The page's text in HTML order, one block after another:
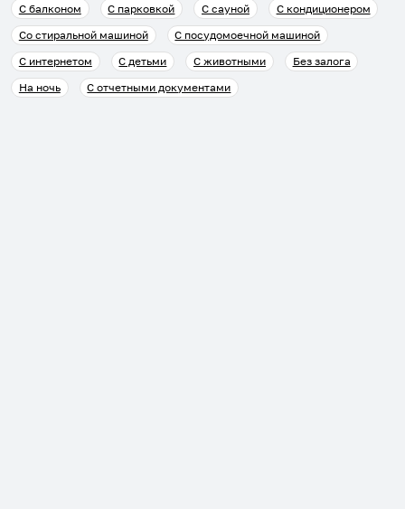
С балконом
С парковкой С сауной
С кондиционером
Со стиральной машиной
С посудомоечной машиной
С интернетом
С детьми С животными
Без залога
На ночь
С отчетными документами